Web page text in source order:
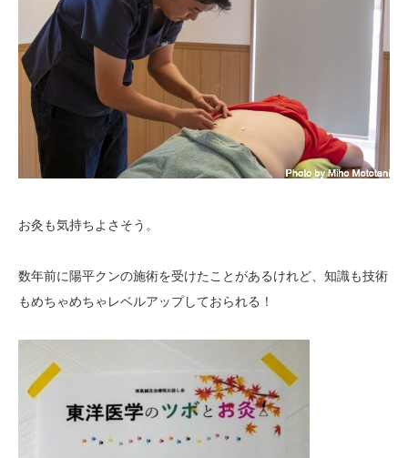
お灸も気持ちよさそう。
数年前に陽平クンの施術を受けたことがあるけれど、知識も技術
もめちゃめちゃレベルアップしておられる！